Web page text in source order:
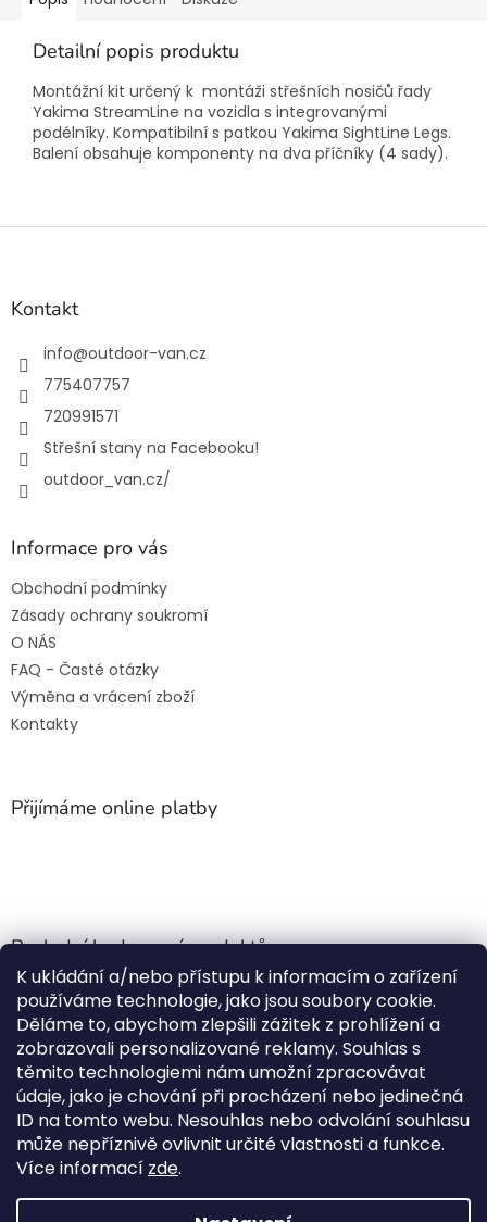
K ukládání a/nebo přístupu k informacím o zařízení
používáme technologie, jako jsou soubory cookie.
Děláme to, abychom zlepšili zážitek z prohlížení a
zobrazovali personalizované reklamy. Souhlas s
těmito technologiemi nám umožní zpracovávat
údaje, jako je chování při procházení nebo jedinečná
ID na tomto webu. Nesouhlas nebo odvolání souhlasu
může nepříznivě ovlivnit určité vlastnosti a funkce.
Více informací zde.
Detailní popis produktu
Montážní kit určený k montáži střešních nosičů řady
Yakima StreamLine na vozidla s integrovanými
podélníky. Kompatibilní s patkou Yakima SightLine Legs.
Balení obsahuje komponenty na dva příčníky (4 sady).
Z
Kontakt
info@outdoor-van.cz
775407757
720991571
Střešní stany na Facebooku!
outdoor_van.cz/
Informace pro vás
Obchodní podmínky
Zásady ochrany soukromí
O NÁS
FAQ - Časté otázky
Výměna a vrácení zboží
Kontakty
Přijímáme online platby
Poslední hodnocení produktů
Jehla do nádrže k nezávislému topení
Hodnocení produktu je 5 z 5 hvězdiček.
| Martin Nevrlý
ano
Kempingové skládací křeslo Front Runner Expander Chair
Hodnocení produktu je 5 z 5 hvězdiček.
|